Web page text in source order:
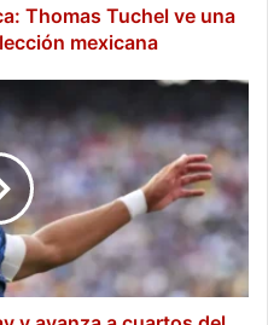
Thomas Tuchel ve una
mexicana